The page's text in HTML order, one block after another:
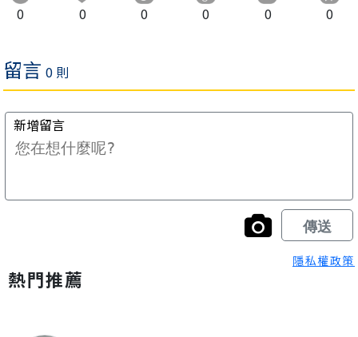
0 0 0 0 0 0
隱私權政策
熱門推薦